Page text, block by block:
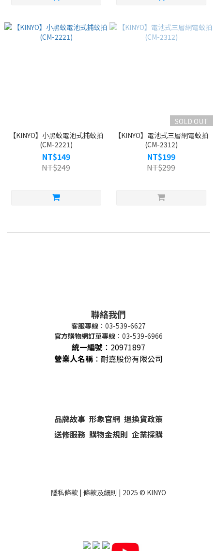
【KINYO】小黑蚊電池式捕蚊拍
(CM-2221)
NT$149
NT$249
SOLD OUT
【KINYO】電池式三層網電蚊拍
(CM-2312)
NT$199
NT$299
聯絡我們
客服專線 ：03-539-6627
官方購物網訂單專線 ：03-539-6966
統一編號 ： 20971897
營業人名稱 ：耐嘉股份有限公司
品牌故事 形象官網 退換貨政策
送修服務 購物金規則 企業採購
隱私條款 | 條款及細則 | 2025 © KINYO